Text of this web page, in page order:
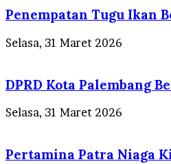
Penempatan Tugu Ikan
Selasa, 31 Maret 2026
DPRD Kota Palembang
Selasa, 31 Maret 2026
Pertamina Patra Niaga